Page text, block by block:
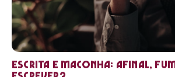
Escrita e maconha: afinal,